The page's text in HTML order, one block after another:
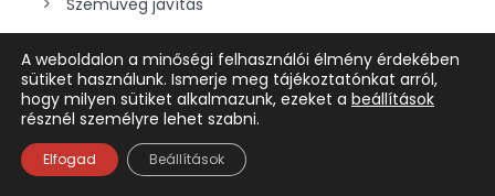
Szemészeti szűrőbusz
Hasznos Linkek
A weboldalon a minőségi felhasználói élmény érdekében
sütiket használunk. Ismerje meg tájékoztatónkat arról,
hogy milyen sütiket alkalmazunk, ezeket a beállítások
résznél személyre lehet szabni.
Elfogad Beállítások